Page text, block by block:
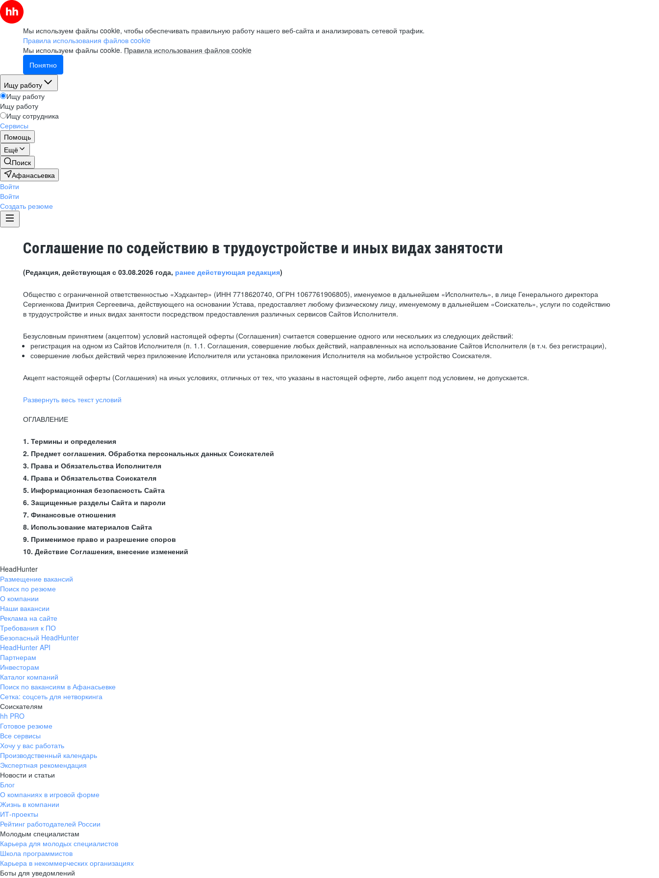
Мы используем файлы cookie, чтобы обеспечивать правильную работу нашего веб-сайта и анализировать сетевой трафик.
Правила использования файлов cookie
Мы используем файлы cookie. Правила использования файлов cookie
Понятно
Ищу работу
Ищу работу
Ищу работу
Ищу сотрудника
Сервисы
Помощь
Ещё
Поиск
Афанасьевка
Войти
Войти
Создать резюме
Соглашение по содействию в трудоустройстве и иных видах занятости
(Редакция, действующая с 03.08.2026 года, ранее действующая редакция)
Общество с ограниченной ответственностью «Хэдхантер» (ИНН 7718620740, ОГРН 1067761906805), именуемое в дальнейшем «Исполнитель», в лице Генерального директора
Сергиенкова Дмитрия Сергеевича, действующего на основании Устава, предоставляет любому физическому лицу, именуемому в дальнейшем «Соискатель», услуги по содействию
в трудоустройстве и иных видах занятости посредством предоставления различных сервисов Сайтов Исполнителя.
Безусловным принятием (акцептом) условий настоящей оферты (Соглашения) считается совершение одного или нескольких из следующих действий:
регистрация на одном из Сайтов Исполнителя (п. 1.1. Соглашения, совершение любых действий, направленных на использование Сайтов Исполнителя (в т.ч. без регистрации),
совершение любых действий через приложение Исполнителя или установка приложения Исполнителя на мобильное устройство Соискателя.
Акцепт настоящей оферты (Соглашения) на иных условиях, отличных от тех, что указаны в настоящей оферте, либо акцепт под условием, не допускается.
Развернуть весь текст условий
ОГЛАВЛЕНИЕ
1. Термины и определения
2. Предмет соглашения. Обработка персональных данных Соискателей
3. Права и Обязательства Исполнителя
4. Права и Обязательства Соискателя
5. Информационная безопасность Сайта
6. Защищенные разделы Сайта и пароли
7. Финансовые отношения
8. Использование материалов Сайта
9. Применимое право и разрешение споров
10. Действие Соглашения, внесение изменений
HeadHunter
Размещение вакансий
Поиск по резюме
О компании
Наши вакансии
Реклама на сайте
Требования к ПО
Безопасный HeadHunter
HeadHunter API
Партнерам
Инвесторам
Каталог компаний
Поиск по вакансиям в Афанасьевке
Сетка: соцсеть для нетворкинга
Соискателям
hh PRO
Готовое резюме
Все сервисы
Хочу у вас работать
Производственный календарь
Экспертная рекомендация
Новости и статьи
Блог
О компаниях в игровой форме
Жизнь в компании
ИТ-проекты
Рейтинг работодателей России
Молодым специалистам
Карьера для молодых специалистов
Школа программистов
Карьера в некоммерческих организациях
Боты для уведомлений